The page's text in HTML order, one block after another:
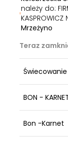
należy do:
KASPROWICZ
Mrzeżyno
Teraz
BON -
Bon -Karnet